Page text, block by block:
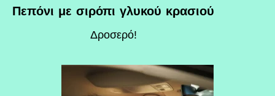
Πεπόνι με σιρόπι γλυκού κρασιού
Δροσερό!